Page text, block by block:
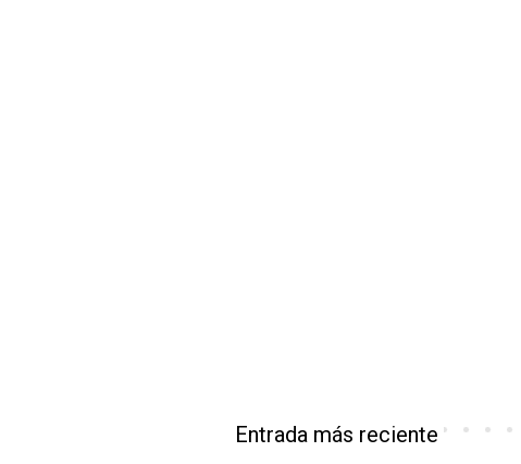
Entrada más reciente